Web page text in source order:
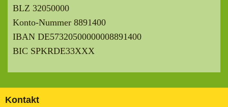
BLZ 32050000
Konto-Nummer 8891400
IBAN DE57320500000008891400
BIC SPKRDE33XXX
Kontakt